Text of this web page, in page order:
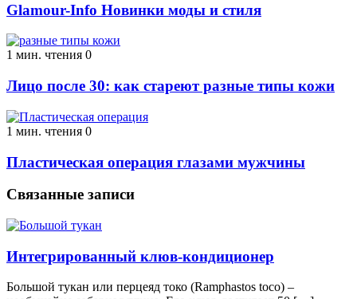
Glamour-Info Новинки моды и стиля
1 мин. чтения 0
Лицо после 30: как стареют разные типы кожи
1 мин. чтения 0
Пластическая операция глазами мужчины
Связанные записи
Интегрированный клюв-кондиционер
Большой тукан или перцеяд токо (Ramphastos toco) –